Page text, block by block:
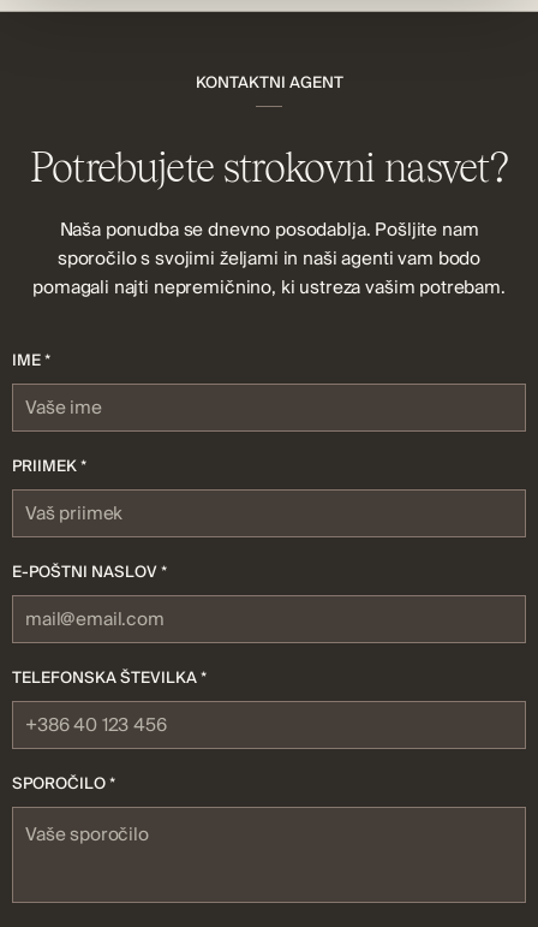
KONTAKTNI AGENT
Potrebujete strokovni nasvet?
Naša ponudba se dnevno posodablja. Pošljite nam
sporočilo s svojimi željami in naši agenti vam bodo
pomagali najti nepremičnino, ki ustreza vašim potrebam.
IME *
PRIIMEK *
E-POŠTNI NASLOV *
TELEFONSKA ŠTEVILKA *
SPOROČILO *